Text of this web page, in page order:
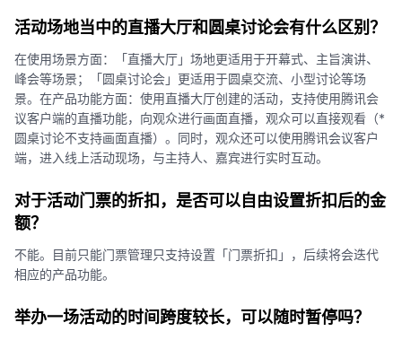
活动场地当中的直播大厅和圆桌讨论会有什么区别？
在使用场景方面：「直播大厅」场地更适用于开幕式、主旨演讲、
峰会等场景；「圆桌讨论会」更适用于圆桌交流、小型讨论等场
景。在产品功能方面：使用直播大厅创建的活动，支持使用腾讯会
议客户端的直播功能，向观众进行画面直播，观众可以直接观看（*
圆桌讨论不支持画面直播）。同时，观众还可以使用腾讯会议客户
端，进入线上活动现场，与主持人、嘉宾进行实时互动。
对于活动门票的折扣，是否可以自由设置折扣后的金
额？
不能。目前只能门票管理只支持设置「门票折扣」，后续将会迭代
相应的产品功能。
举办一场活动的时间跨度较长，可以随时暂停吗？